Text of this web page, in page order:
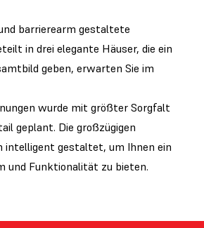
barrierearm gestaltete
in drei elegante Häuser, die ein
geben, erwarten Sie im
wurde mit größter Sorgfalt
geplant. Die großzügigen
intelligent gestaltet, um Ihnen ein
und Funktionalität zu bieten.